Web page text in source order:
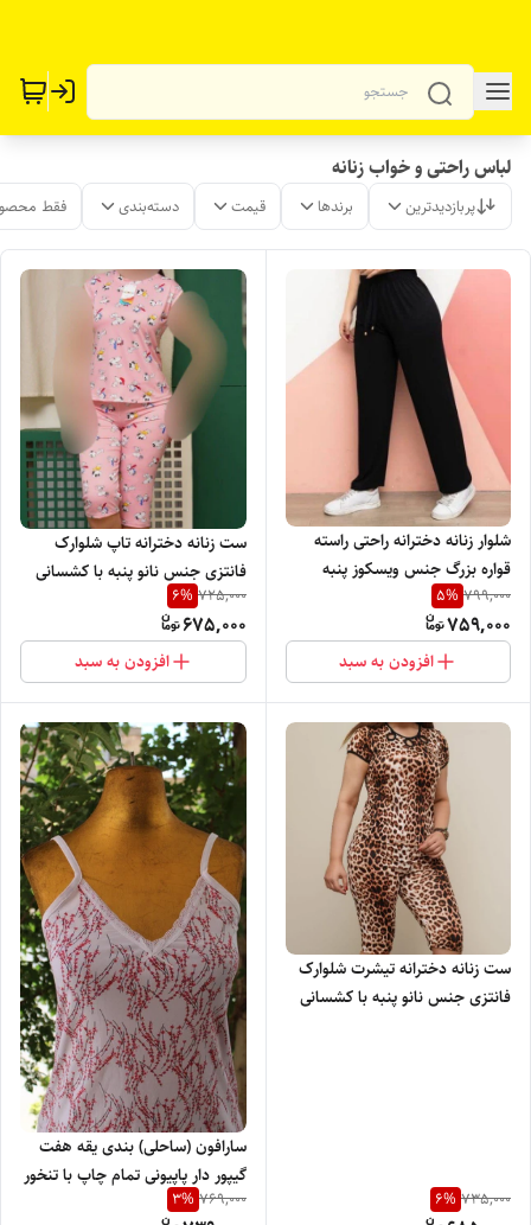
لباس راحتی و خواب زنانه
پربازدیدترین برندها قیمت دسته‌بندی فقط
شلوار زنانه دخترانه راحتی راسته
قواره بزرگ جنس ویسکوز پنبه
لاکرادار کمرکش بسیار نرم لطیف و
راحت
799,000
5%
759,000
افزودن به سبد
ست زنانه دخترانه تاپ شلوارک
فانتزی جنس نانو پنبه با کشسانی
عالی بسیار نرم و لطیف
725,000
6%
675,000
افزودن به سبد
ست زنانه دخترانه تیشرت شلوارک
فانتزی جنس نانو پنبه با کشسانی
735,000
6%
سارافون (ساحلی) بندی یقه هفت
گیپور دار پاپیونی تمام چاپ با تنخور
فوق العاده شیک و دوست داشتنی
769,000
3%